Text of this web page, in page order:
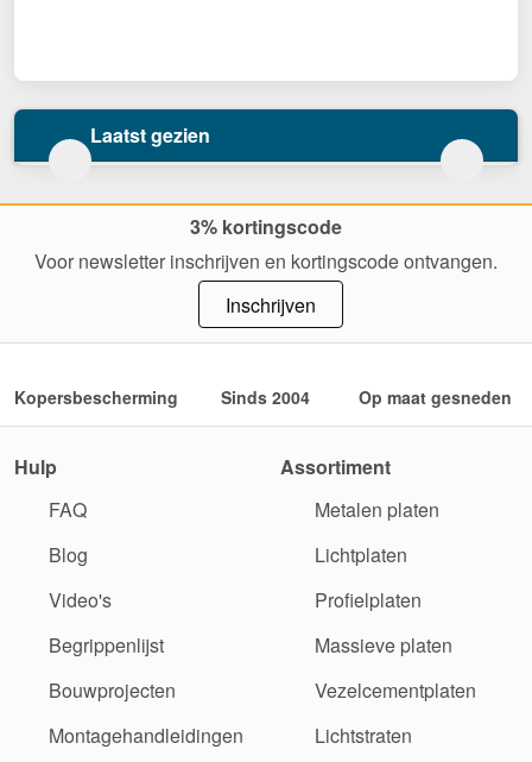
Laatst gezien
3% kortingscode
Voor newsletter inschrijven en kortingscode ontvangen.
Inschrijven
Kopersbescherming Sinds 2004 Op maat gesneden
Hulp
FAQ
Blog
Video's
Begrippenlijst
Bouwprojecten
Montagehandleidingen
Assortiment
Metalen platen
Lichtplaten
Profielplaten
Massieve platen
Vezelcementplaten
Lichtstraten